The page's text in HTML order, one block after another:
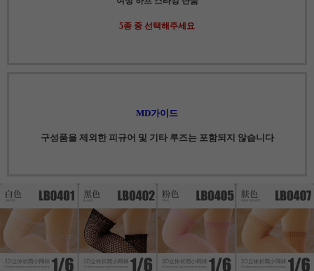
5종 중 선택해주세요
MD가이드
구성품을 제외한 피규어 및 기타 루즈는 포함되지 않습니다